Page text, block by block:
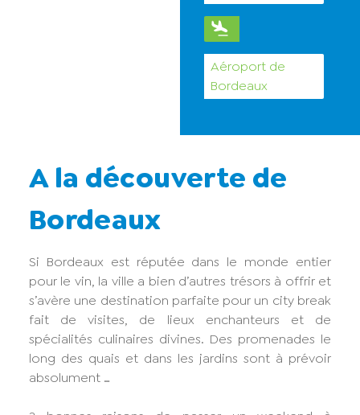
Aéroport de
Bordeaux
A la découverte de
Bordeaux
Si Bordeaux est réputée dans le monde entier
pour le vin, la ville a bien d’autres trésors à offrir et
s’avère une destination parfaite pour un city break
fait de visites, de lieux enchanteurs et de
spécialités culinaires divines. Des promenades le
long des quais et dans les jardins sont à prévoir
absolument …